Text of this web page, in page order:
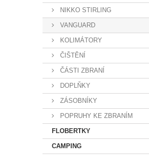
NIKKO STIRLING
VANGUARD
KOLIMÁTORY
ČIŠTĚNÍ
ČÁSTI ZBRANÍ
DOPLŇKY
ZÁSOBNÍKY
POPRUHY KE ZBRANÍM
FLOBERTKY
CAMPING